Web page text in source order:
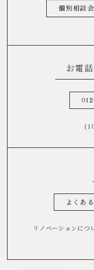
個別相談
お電
よくあ
リノベーションにつ